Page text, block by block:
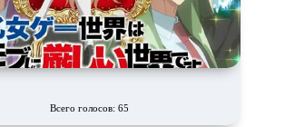
Всего голосов: 65